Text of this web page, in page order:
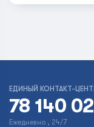
ЕДИНЫЙ КОНТАКТ-
78 140
Ежедневно , 24/7